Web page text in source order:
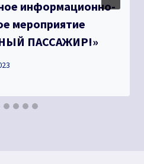
информационно-
мероприятие
ПАССАЖИР!»